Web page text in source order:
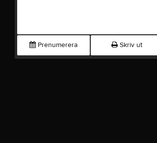
Prenumerera Skriv ut